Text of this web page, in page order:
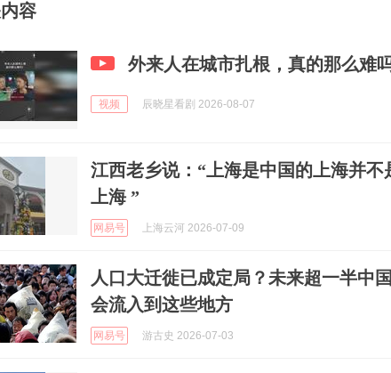
容
外来人在城市扎根，真的那么难
视频 辰晓星看剧 2026-08-07
江西老乡说：“上海是中国的上海并不
上海 ”
网易号 上海云河 2026-07-09
人口大迁徙已成定局？未来超一半中
会流入到这些地方
网易号 游古史 2026-07-03